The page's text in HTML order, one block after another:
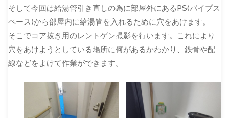
そして今回は給湯管引き直しの為に部屋外にあるPS(パイプス
ペース)から部屋内に給湯管を入れるために穴をあけます。
そこでコア抜き用のレントゲン撮影を行います。これにより
穴をあけようとしている場所に何があるかわかり、鉄骨や配
線などをよけて作業ができます。